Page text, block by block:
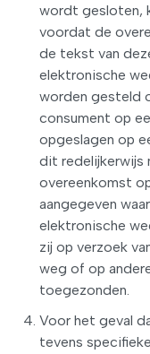
wordt gesloten,
voordat de
de tekst van
elektronische
worden gesteld
consument op
opgeslagen op
dit redelijkerwijs
overeenkomst
aangegeven
elektronische
zij op verzoek
weg of op
toegezonden.
Voor het geval
tevens